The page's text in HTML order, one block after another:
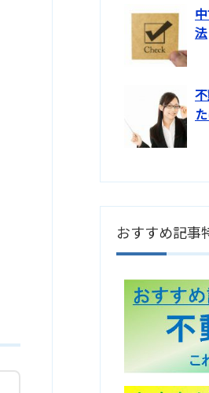
法
おすすめ記事